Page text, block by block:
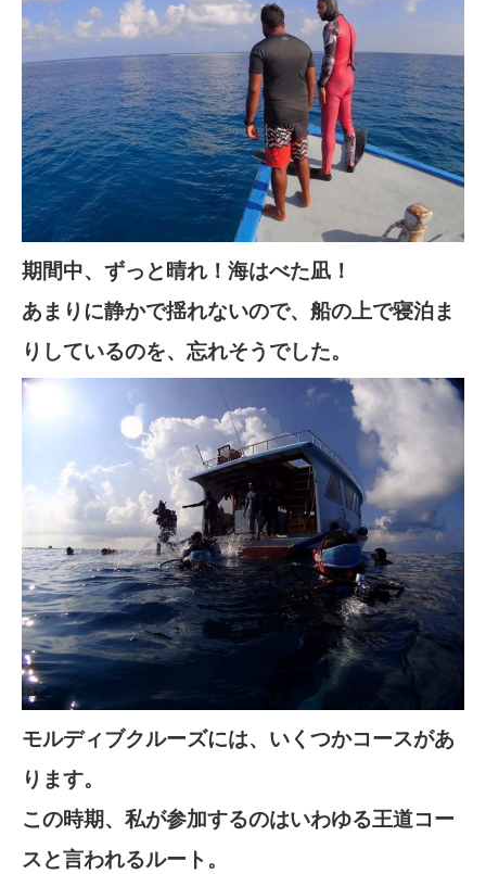
期間中、ずっと晴れ！海はべた凪！
あまりに静かで揺れないので、船の上で寝泊ま
りしているのを、忘れそうでした。
モルディブクルーズには、いくつかコースがあ
ります。
この時期、私が参加するのはいわゆる王道コー
スと言われるルート。